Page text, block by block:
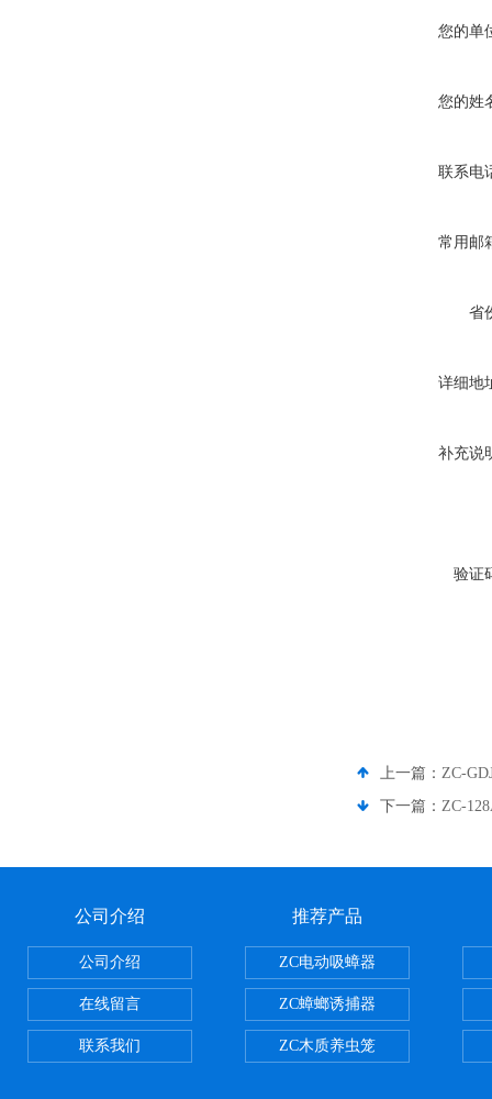
您的单
您的姓
联系电
常用邮
省
详细地
补充说
验证
上一篇： ZC-
下一篇： ZC-
公司介绍
公司介绍
在线留言
联系我们
推荐产品
ZC电动吸蟑器
ZC蟑螂诱捕器
ZC木质养虫笼